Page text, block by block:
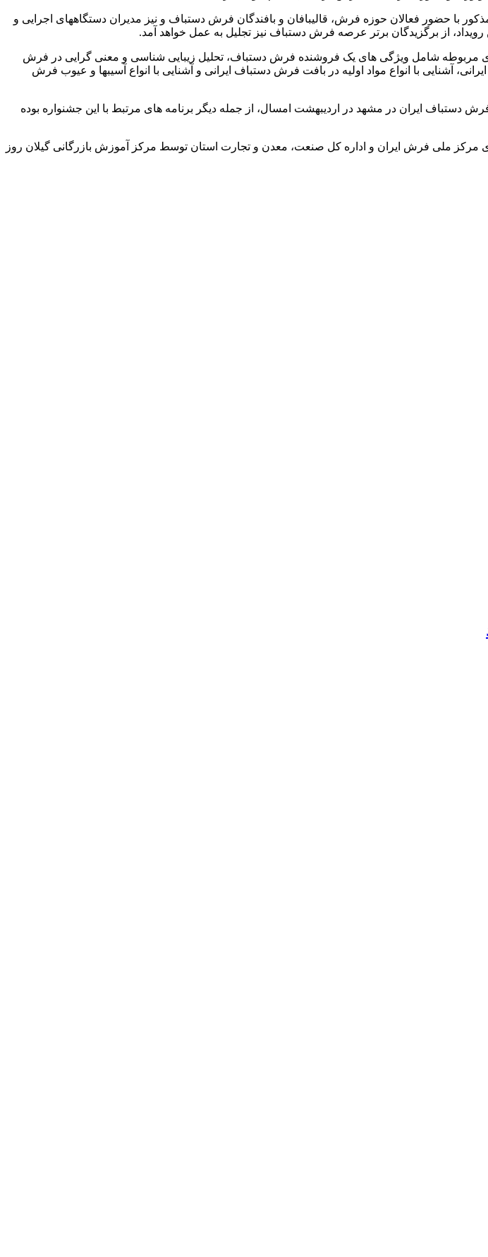
با حضور فعالان حوزه فرش، قالیبافان و بافندگان فرش دستباف و نیز مدیران دستگاههای اجرایی و
از برگزیدگان برتر عرصه فرش دستباف نیز تجلیل به عمل خواهد آمد.
با این جشنواره، تعداد ۶ کارگاه آموزشی در زمینه های مربوطه شامل ویژگی های یک فروشنده فرش دستباف، تحلیل زیبایی شناسی و معنی گرایی در فرش
با انواع مواد اولیه در بافت فرش دستباف ایرانی و آشنایی با انواع آسیبها و عیوب فرش
دستباف ایران در مشهد در اردیبهشت امسال، از جمله دیگر برنامه های مرتبط با این جشنواره بوده
مرکز ملی فرش ایران و اداره کل صنعت، معدن و تجارت استان توسط مرکز آموزش بازرگانی گیلان روز